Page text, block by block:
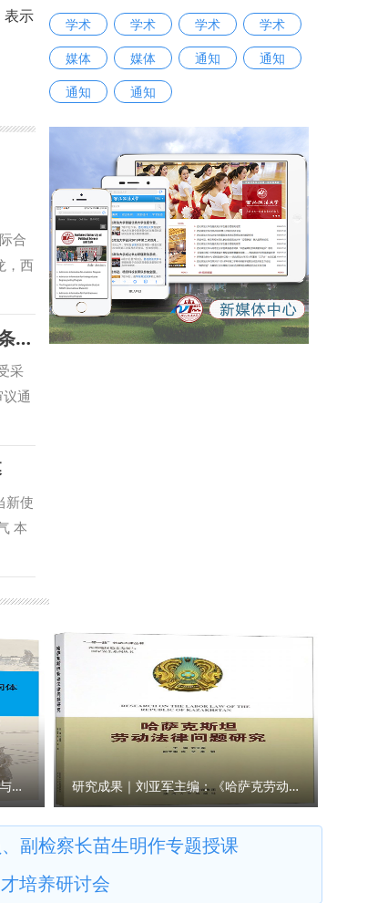
表示
合
，西
。
断拓
实
检
等
者
关，
配
务
西
、国
与
的
【起点新闻】【群众新闻】省人大常委会召开《陕西省哲学社会科学发展促进条例》新闻发布会 我校副校长马朝琦接受采访
采
通
政
部长
水文
作
谱
放潜
省建
建
，
，在
组建
智
教
十
新使
本
展
方
起
成
将以
作岗
高度
景模
选
好的
志
学术 学术 学术
学术
媒体
媒体 通知
通知
通知
通知
研究成果｜王瀚主编：《“一带一路”与人类命运共同体构建的法律与实践》 研究成果｜刘亚军主编：《哈萨克劳动法律问题研究》
副检察长苗生明作专题授课
培养研讨会